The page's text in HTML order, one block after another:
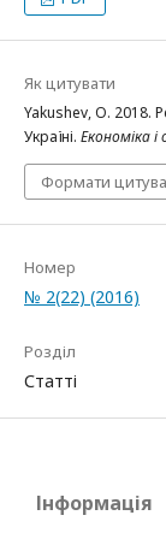
Як цитувати
Yakushev, O. 2018.
Україні. Економіка і
Формати
Номер
№ 2(22) (2016)
Розділ
Статті
Інформація